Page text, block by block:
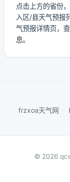
点击上方的省份
入区/县天气预报
气预报详情页，
息。
frzxoa天气网
© 2026